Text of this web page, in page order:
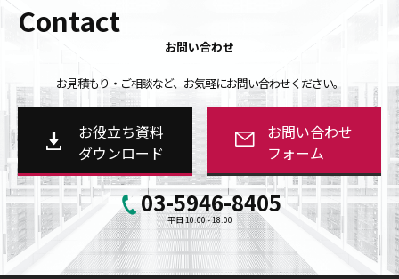
Contact
お問い合わせ
お見積もり・ご相談など、お気軽にお問い合わせください。
お役立ち資料
ダウンロード
お問い合わせ
フォーム
03-5946-8405
平日 10:00 - 18:00